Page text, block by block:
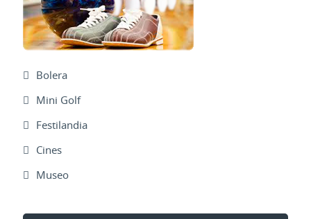
Bolera
Mini Golf
Festilandia
Cines
Museo